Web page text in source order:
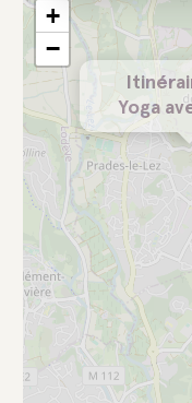
Yoga
+
−